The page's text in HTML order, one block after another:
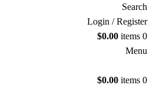
Search
Login / Register
0
items
$0.00
Menu
0
items
$0.00